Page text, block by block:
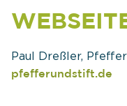
Paul Dreßler,
pfefferundstift.de